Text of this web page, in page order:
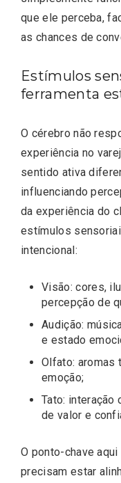
que ele perceba,
as chances de
Estímulos
ferramenta
O cérebro não
experiência no
sentido ativa
influenciando
da experiência do
estímulos
intencional:
Visão: cores,
percepção de
Audição:
e estado
Olfato: aromas
emoção;
Tato: interação
de valor e
O ponto-chave
precisam estar